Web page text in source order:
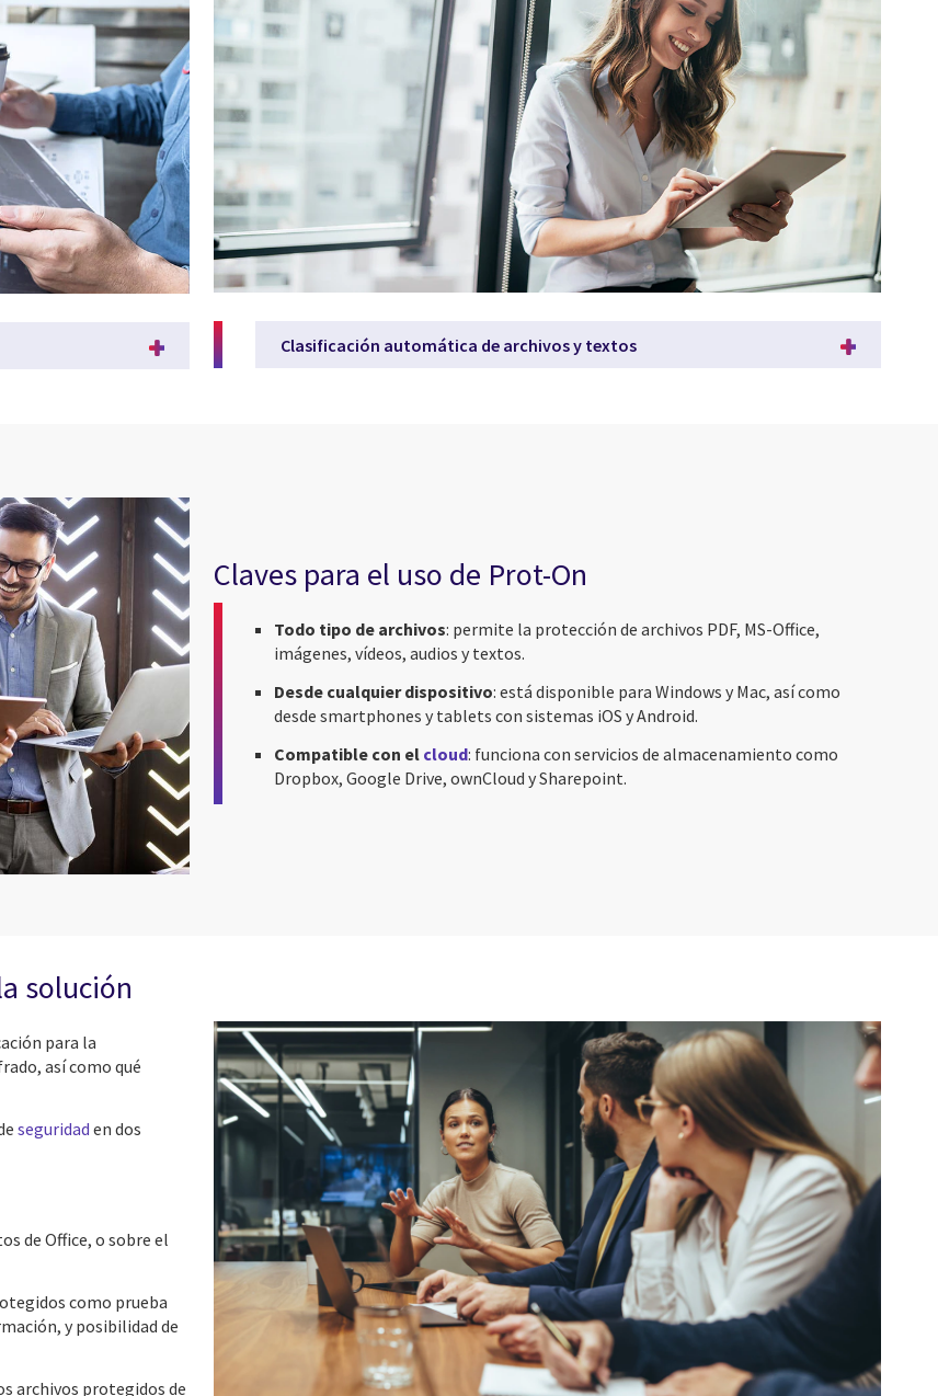
Clasificación automática de archivos y textos
Claves para el uso de Prot-On
Todo tipo de archivos: permite la protección de archivos PDF, MS-Office,
imágenes, vídeos, audios y textos.
Desde cualquier dispositivo: está disponible para Windows y Mac, así como
desde smartphones y tablets con sistemas iOS y Android.
Compatible con el cloud: funciona con servicios de almacenamiento como
Dropbox, Google Drive, ownCloud y Sharepoint.
solución
para la
así como qué
seguridad en dos
de Office, o sobre el
como prueba
y posibilidad de
archivos protegidos de